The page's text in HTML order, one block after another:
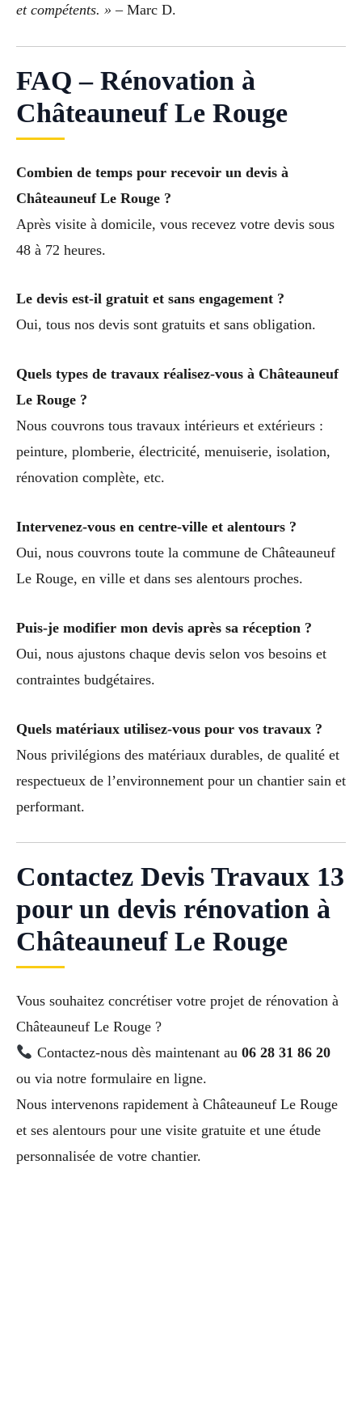
et compétents. » – Marc D.
FAQ – Rénovation à
Châteauneuf Le Rouge
Combien de temps pour recevoir un devis à
Châteauneuf Le Rouge ?
Après visite à domicile, vous recevez votre devis sous
48 à 72 heures.
Le devis est-il gratuit et sans engagement ?
Oui, tous nos devis sont gratuits et sans obligation.
Quels types de travaux réalisez-vous à Châteauneuf
Le Rouge ?
Nous couvrons tous travaux intérieurs et extérieurs :
peinture, plomberie, électricité, menuiserie, isolation,
rénovation complète, etc.
Intervenez-vous en centre-ville et alentours ?
Oui, nous couvrons toute la commune de Châteauneuf
Le Rouge, en ville et dans ses alentours proches.
Puis-je modifier mon devis après sa réception ?
Oui, nous ajustons chaque devis selon vos besoins et
contraintes budgétaires.
Quels matériaux utilisez-vous pour vos travaux ?
Nous privilégions des matériaux durables, de qualité et
respectueux de l’environnement pour un chantier sain et
performant.
Contactez Devis Travaux 13
pour un devis rénovation à
Châteauneuf Le Rouge
Vous souhaitez concrétiser votre projet de rénovation à
Châteauneuf Le Rouge ?
Contactez-nous dès maintenant au 06 28 31 86 20
ou via notre formulaire en ligne.
Nous intervenons rapidement à Châteauneuf Le Rouge
et ses alentours pour une visite gratuite et une étude
personnalisée de votre chantier.